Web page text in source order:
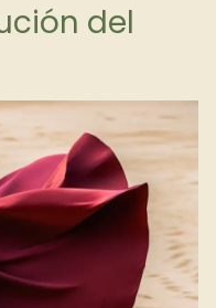
del